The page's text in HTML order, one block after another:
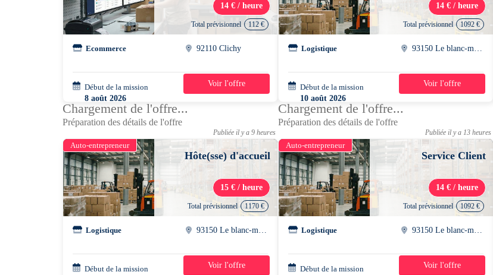
14 € / heure
Total prévisionnel 112 €
Ecommerce 92110 Clichy
Début de la mission
8 août 2026
08h00 - 17h00
1 jour
Voir l'offre
14 € / heure
Total prévisionnel 1092 €
Logistique
Début de la mission
10 août 2026
08h00 - 17h00
2 semaines
Voir l'offre
Chargement de l'offre...
Préparation des détails de l'offre
Publiée il y a 9 heures
Auto-entrepreneur
Hôte(sse) d'accueil
15 € / heure
Total prévisionnel 1170 €
Logistique
Début de la mission
2 semaines
Voir l'offre
Chargement de l'offre...
Préparation des détails de l'offre
Publiée il y a 13 heures
Auto-entrepreneur
Service Client
14 € / heure
Total prévisionnel 1092 €
Logistique
Début de la mission
2 semaines
Voir l'offre